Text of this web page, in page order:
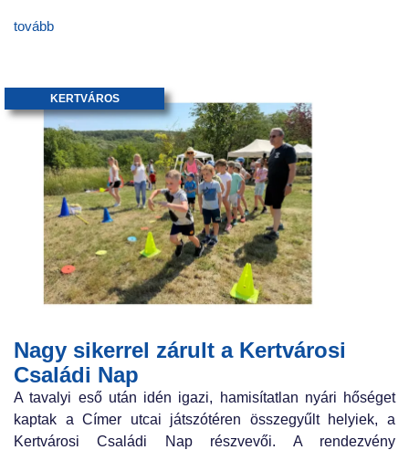
tovább
Nagy sikerrel zárult a Kertvárosi
Családi Nap
KERTVÁROS
A tavalyi eső után idén igazi, hamisítatlan nyári hőséget
kaptak a Címer utcai játszótéren összegyűlt helyiek, a
Kertvárosi Családi Nap részvevői. A rendezvény